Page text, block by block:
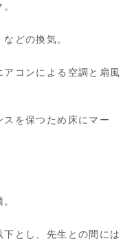
どの換気。
コンによる空調と扇風
を保つため床にマー
とし、先生との間には